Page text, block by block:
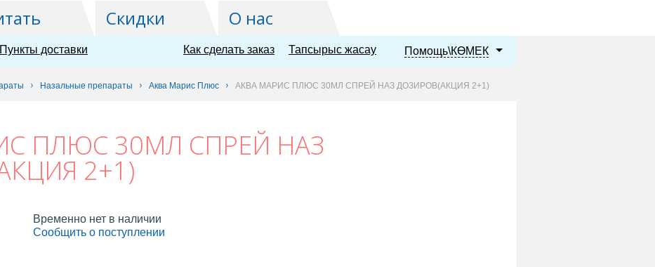
Скидки О нас
Пункты доставки Помощь\КӨМЕК
Тапсырыс жасау
Как сделать заказ
Назальные препараты Аква Марис Плюс АКВА МАРИС ПЛЮС 30МЛ СПРЕЙ НАЗ ДОЗИРОВ(АКЦИЯ 2+1)
ПЛЮС 30МЛ СПРЕЙ НАЗ
2+1)
Временно нет в наличии
Сообщить о поступлении